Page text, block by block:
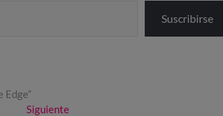
Suscribirse
SiguienteEntrada